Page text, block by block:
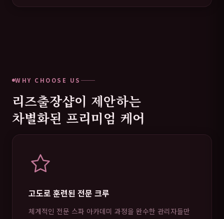
WHY CHOOSE US
리즈출장샵이 제안하는
차별화된 프리미엄 케어
고도로 훈련된 전문 크루
체계적인 전문 스파 아카데미 과정을 완수한 관리자들만